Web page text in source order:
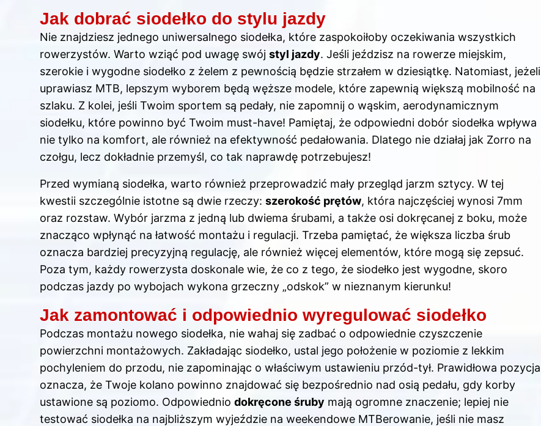
Jak dobrać siodełko do stylu jazdy
Nie znajdziesz jednego uniwersalnego siodełka, które zaspokoiłoby oczekiwania wszystkich
rowerzystów. Warto wziąć pod uwagę swój styl jazdy. Jeśli jeździsz na rowerze miejskim,
szerokie i wygodne siodełko z żelem z pewnością będzie strzałem w dziesiątkę. Natomiast, jeżeli
uprawiasz MTB, lepszym wyborem będą węższe modele, które zapewnią większą mobilność na
szlaku. Z kolei, jeśli Twoim sportem są pedały, nie zapomnij o wąskim, aerodynamicznym
siodełku, które powinno być Twoim must-have! Pamiętaj, że odpowiedni dobór siodełka wpływa
nie tylko na komfort, ale również na efektywność pedałowania. Dlatego nie działaj jak Zorro na
czołgu, lecz dokładnie przemyśl, co tak naprawdę potrzebujesz!
Przed wymianą siodełka, warto również przeprowadzić mały przegląd jarzm sztycy. W tej
kwestii szczególnie istotne są dwie rzeczy: szerokość prętów, która najczęściej wynosi 7mm
oraz rozstaw. Wybór jarzma z jedną lub dwiema śrubami, a także osi dokręcanej z boku, może
znacząco wpłynąć na łatwość montażu i regulacji. Trzeba pamiętać, że większa liczba śrub
oznacza bardziej precyzyjną regulację, ale również więcej elementów, które mogą się zepsuć.
Poza tym, każdy rowerzysta doskonale wie, że co z tego, że siodełko jest wygodne, skoro
podczas jazdy po wybojach wykona grzeczny „odskok” w nieznanym kierunku!
Jak zamontować i odpowiednio wyregulować siodełko
Podczas montażu nowego siodełka, nie wahaj się zadbać o odpowiednie czyszczenie
powierzchni montażowych. Zakładając siodełko, ustal jego położenie w poziomie z lekkim
pochyleniem do przodu, nie zapominając o właściwym ustawieniu przód-tył. Prawidłowa pozycja
oznacza, że Twoje kolano powinno znajdować się bezpośrednio nad osią pedału, gdy korby
ustawione są poziomo. Odpowiednio dokręcone śruby mają ogromne znaczenie; lepiej nie
testować siodełka na najbliższym wyjeździe na weekendowe MTBerowanie, jeśli nie masz